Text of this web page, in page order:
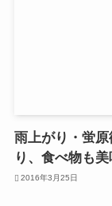
雨上がり・蛍
り、食べ物も
2016年3月25日